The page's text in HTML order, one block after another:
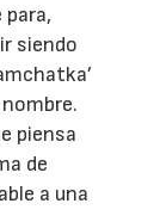
siendo
piensa
de
a una